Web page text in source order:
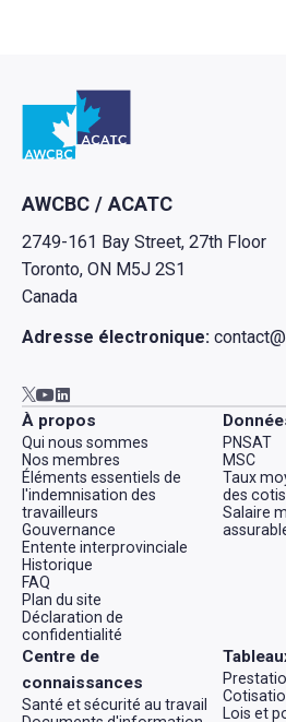
Retour à l'Accueil
AWCBC / ACATC
2749-161 Bay Street, 27th Floor
Toronto, ON M5J 2S1
Canada
Adresse électronique:
Aller à AWCBC / ACATC twitter in new tab
Aller à AWCBC / ACATC youtube in new tab
À propos
Qui nous sommes
Nos membres
Éléments essentiels de
l'indemnisation des
travailleurs
Gouvernance
Entente interprovinciale
Historique
FAQ
Plan du site
Déclaration de
confidentialité
PNSAT
MSC
Taux
des
Salaire
Centre de
connaissances
Santé et sécurité au travail
Lois et